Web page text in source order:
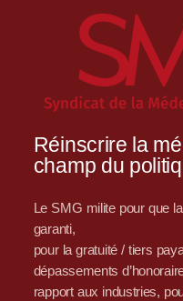
Réinscrire la
champ du
Le SMG milite pour que
garanti,
pour la gratuité / tiers
dépassements
rapport aux industries,